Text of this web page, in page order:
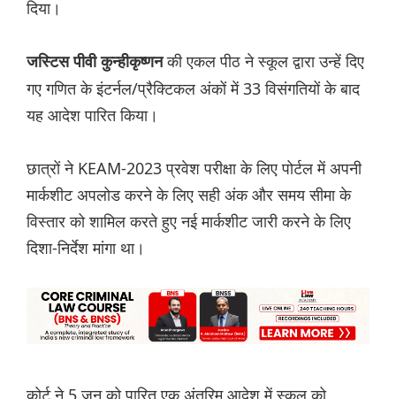
दिया।
जस्टिस पीवी कुन्हीकृष्णनकी एकल पीठ ने स्कूल द्वारा उन्हें दिए
गए गणित के इंटर्नल/प्रै‌क्टिकल अंकों में 33 विसंगतियों के बाद
यह आदेश पारित किया।
छात्रों ने KEAM-2023 प्रवेश परीक्षा के लिए पोर्टल में अपनी
मार्कशीट अपलोड करने के लिए सही अंक और समय सीमा के
विस्तार को शामिल करते हुए नई मार्कशीट जारी करने के लिए
दिशा-निर्देश मांगा था।